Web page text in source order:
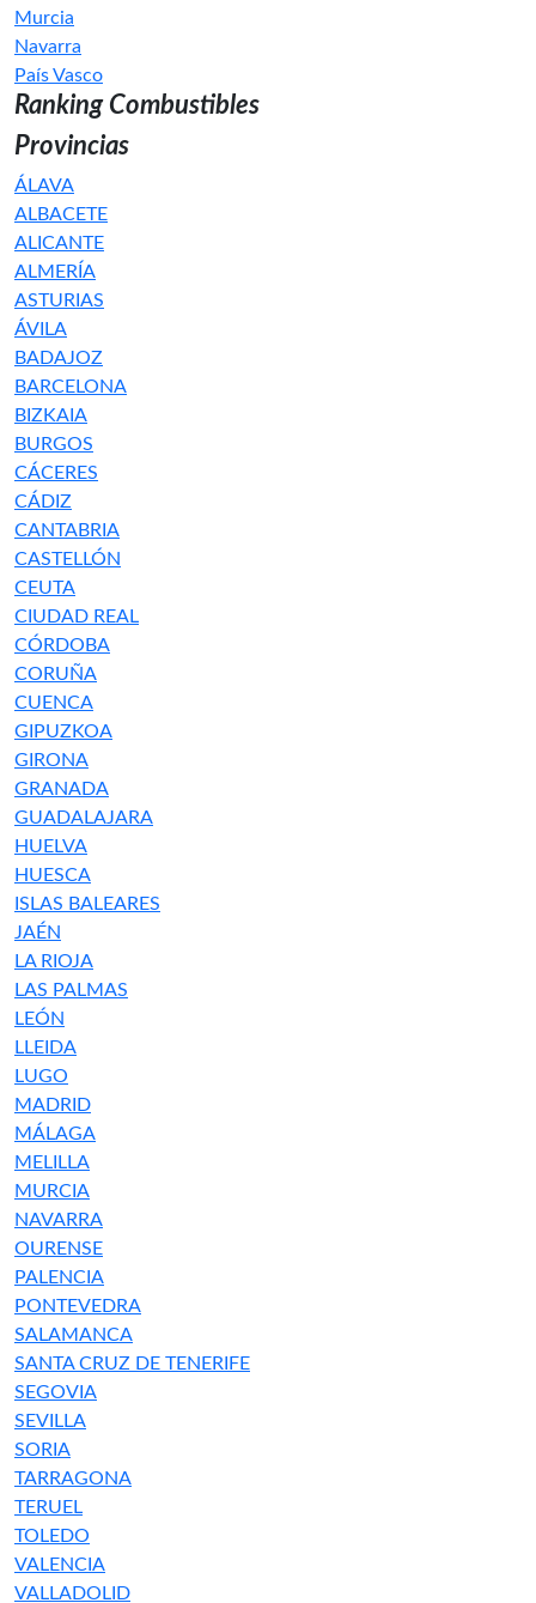
Murcia
Navarra
País Vasco
Ranking Combustibles
Provincias
ÁLAVA
ALBACETE
ALICANTE
ALMERÍA
ASTURIAS
ÁVILA
BADAJOZ
BARCELONA
BIZKAIA
BURGOS
CÁCERES
CÁDIZ
CANTABRIA
CASTELLÓN
CEUTA
CIUDAD REAL
CÓRDOBA
CORUÑA
CUENCA
GIPUZKOA
GIRONA
GRANADA
GUADALAJARA
HUELVA
HUESCA
ISLAS BALEARES
JAÉN
LA RIOJA
LAS PALMAS
LEÓN
LLEIDA
LUGO
MADRID
MÁLAGA
MELILLA
MURCIA
NAVARRA
OURENSE
PALENCIA
PONTEVEDRA
SALAMANCA
SANTA CRUZ DE TENERIFE
SEGOVIA
SEVILLA
SORIA
TARRAGONA
TERUEL
TOLEDO
VALENCIA
VALLADOLID